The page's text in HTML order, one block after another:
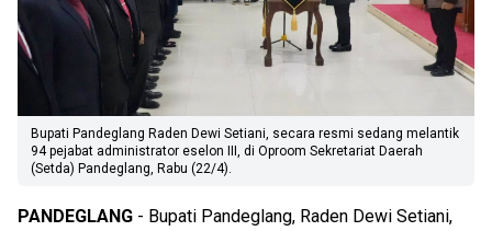
Bupati Pandeglang Raden Dewi Setiani, secara resmi sedang melantik
94 pejabat administrator eselon III, di Oproom Sekretariat Daerah
(Setda) Pandeglang, Rabu (22/4).
PANDEGLANG - Bupati Pandeglang, Raden Dewi Setiani,